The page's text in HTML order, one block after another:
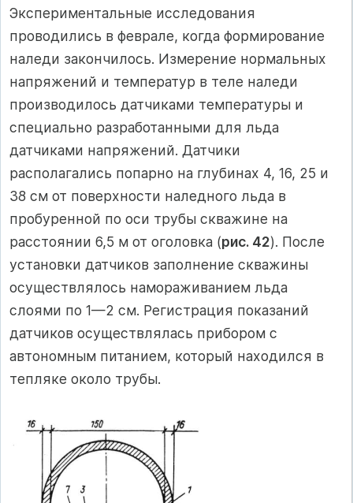
Экспериментальные исследования
проводились в феврале, когда формирование
наледи закончилось. Измерение нормальных
напряжений и температур в теле наледи
производилось датчиками температуры и
специально разработанными для льда
датчиками напряжений. Датчики
располагались попарно на глубинах 4, 16, 25 и
38 см от поверхности наледного льда в
пробуренной по оси трубы скважине на
расстоянии 6,5 м от оголовка (рис. 42). После
установки датчиков заполнение скважины
осуществлялось намораживанием льда
слоями по 1—2 см. Регистрация показаний
датчиков осуществлялась прибором с
автономным питанием, который находился в
тепляке около трубы.